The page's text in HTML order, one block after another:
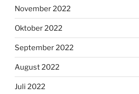
November 2022
Oktober 2022
September 2022
August 2022
Juli 2022